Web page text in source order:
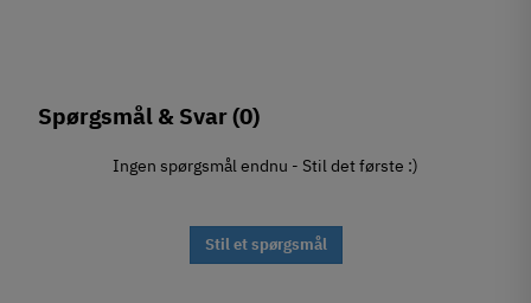
Spørgsmål & Svar(0)
Ingen spørgsmål endnu - Stil det første :)
Stil et spørgsmål